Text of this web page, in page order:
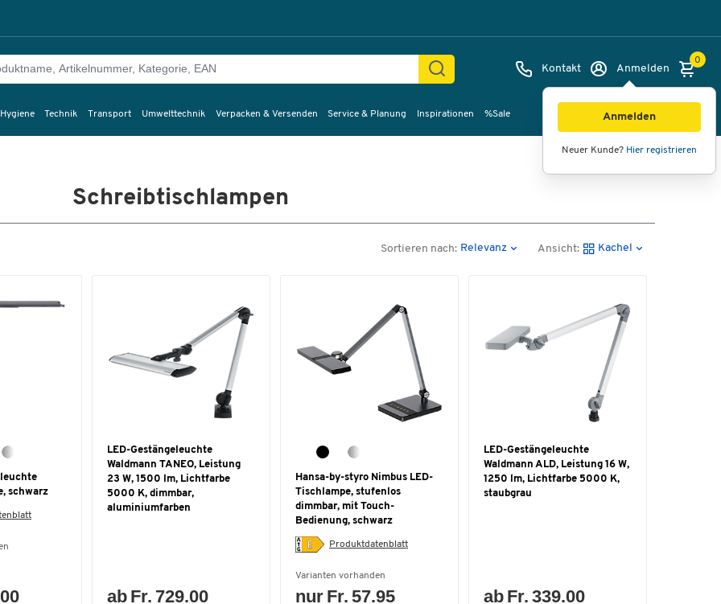
Kontakt Anmelden
Anmelden
Neuer Kunde? Hier registrieren
0
Technik Transport Umwelttechnik Verpacken & Versenden Service & Planung Inspirationen %Sale
Schreibtischlampen
Sortieren nach: Relevanz Ansicht: Kachel
schwarz
LED-Gestängeleuchte
Waldmann TANEO, Leistung
23 W, 1500 lm, Lichtfarbe
5000 K, dimmbar,
aluminiumfarben
ab Fr. 729.00
Hansa-by-styro Nimbus LED-
Tischlampe, stufenlos
dimmbar, mit Touch-
Bedienung, schwarz
Produktdatenblatt
Varianten vorhanden
nur Fr. 57.95
LED-Gestängeleuchte
Waldmann ALD, Leistung 16 W,
1250 lm, Lichtfarbe 5000 K,
staubgrau
ab Fr. 339.00